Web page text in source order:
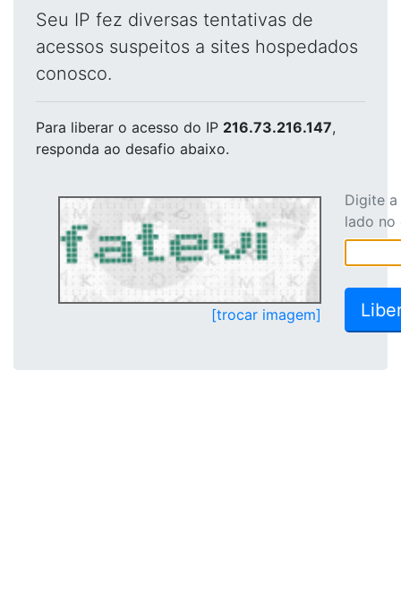
Seu IP fez diversas tentativas de
acessos suspeitos a sites hospedados
conosco.
Para liberar o acesso do IP 216.73.216.147,
responda ao desafio abaixo.
[trocar imagem]
Digite
lado no